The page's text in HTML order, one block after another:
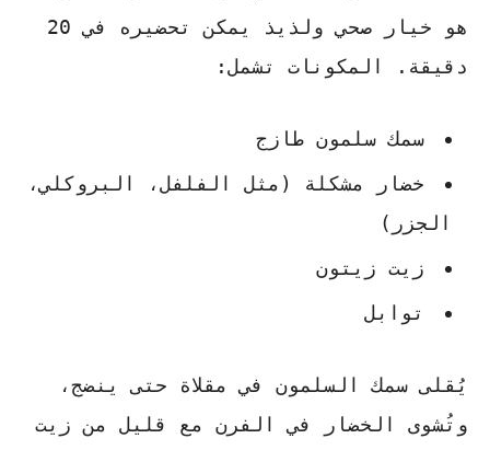
هو خيار صحي ولذيذ يمكن تحضيره في 20
دقيقة. المكونات تشمل:
سمك سلمون طازج
خضار مشكلة (مثل الفلفل، البروكلي،
الجزر)
زيت زيتون
توابل
يُقلى سمك السلمون في مقلاة حتى ينضج،
وتُشوى الخضار في الفرن مع قليل من زيت